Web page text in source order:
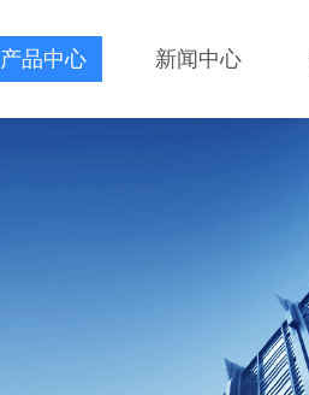
产品中心 新闻中心